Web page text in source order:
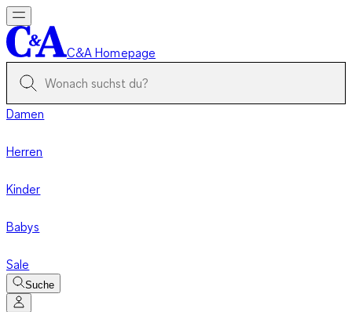
C&A Homepage
Damen
Herren
Kinder
Babys
Sale
Suche